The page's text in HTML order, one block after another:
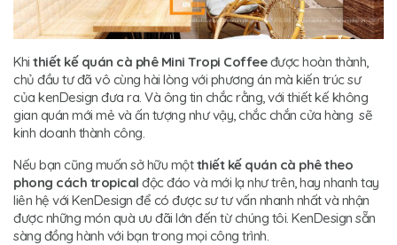
Khi thiết kế quán cà phê Mini Tropi Coffeeđược hoàn thành,
chủ đầu tư đã vô cùng hài lòng với phương án mà kiến trúc sư
của kenDesign đưa ra. Và ông tin chắc rằng, với thiết kế không
gian quán mới mẻ và ấn tượng như vậy, chắc chắn cửa hàng sẽ
kinh doanh thành công.
Nếu bạn cũng muốn sở hữu mộtthiết kế quán cà phê theo
phong cách tropical độc đáo và mới lạ như trên, hay nhanh tay
liên hệ với KenDesign để có được sư tư vấn nhanh nhất và nhận
được những món quà ưu đãi lớn đến từ chúng tôi. KenDesign sẵn
sàng đồng hành với bạn trong mọi công trình.